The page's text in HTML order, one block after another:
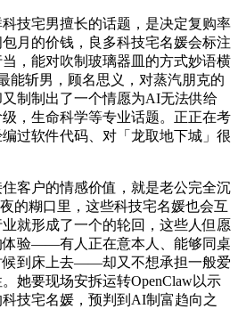
宅男擅长的话题，是决定复购率
月的价钱，良多科技宅名媛会标注
，能对吹制玻璃器皿的方式妙语横
能斩男，顾名思义，对蒸汽朋克的
制制出了一个情愿为AI无法供给
，生命科学等专业话题。正正在考
过软件代码、对「龙取地下城」很
户的情感价值，就是老公完全沉
的糊口里，这些科技宅名媛也会互
就形成了一个的轮回，这些人但愿
体验——有人正在意本人、能够同桌
候到床上去——却又不想承担一般爱
她要现场安拆运转OpenClaw以示
技宅名媛，预判到AI制富趋向之